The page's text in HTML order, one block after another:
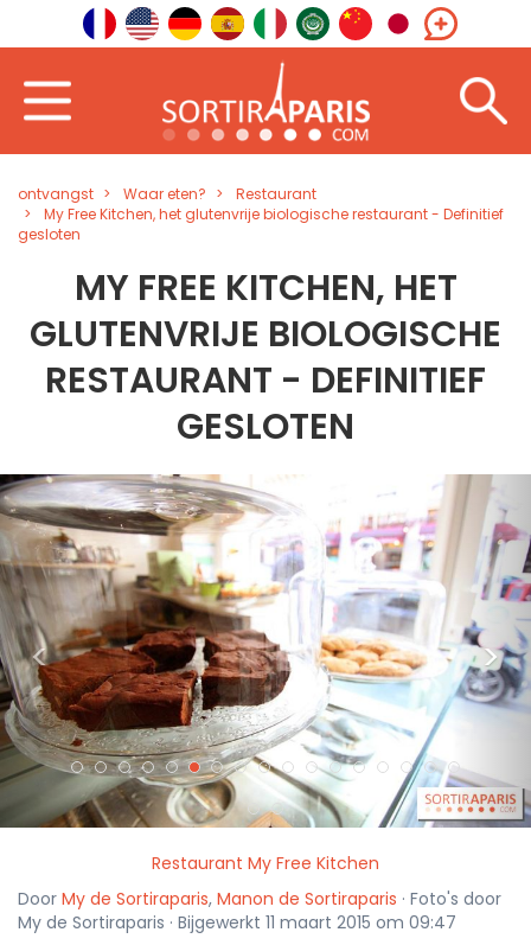
ontvangst Waar eten?
Restaurant
My Free Kitchen, het glutenvrije biologische restaurant - Definitief
gesloten
MY FREE KITCHEN, HET
GLUTENVRIJE BIOLOGISCHE
RESTAURANT - DEFINITIEF
GESLOTEN
< >
Restaurant My Free Kitchen
Door My de Sortiraparis, Manon de Sortiraparis · Foto's door
My de Sortiraparis · Bijgewerkt 11 maart 2015 om 09:47